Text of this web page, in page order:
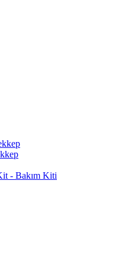
- Bakım Kiti